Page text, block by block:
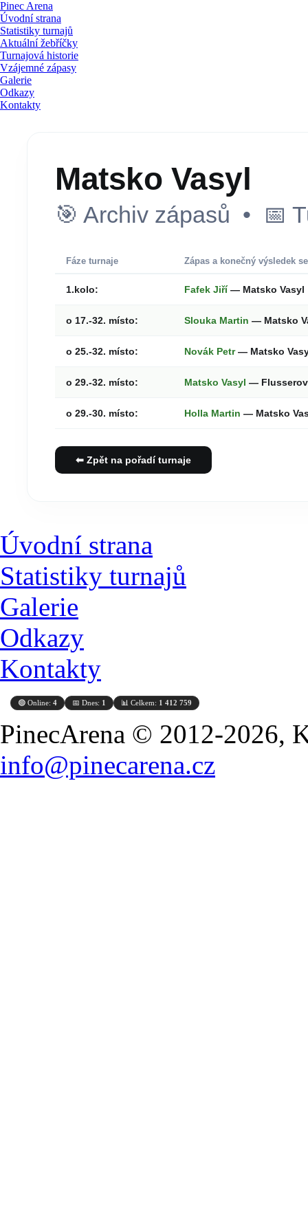
Pinec Arena
Úvodní strana
Statistiky turnajů
Aktuální žebříčky
Turnajová historie
Vzájemné zápasy
Galerie
Odkazy
Kontakty
Matsko Vasyl
🎯 Archiv zápasů • 📅
Fáze turnaje Zápas a konečný výsledek
1.kolo: Fafek Jiří— Matsko Vasyl
o 17.-32. místo: Slouka Martin — Matsko
o 25.-32. místo: Novák Petr— Matsko
o 29.-32. místo: Matsko Vasyl —
o 29.-30. místo: Holla Martin — Matsko
⬅ Zpět na pořadí turnaje
Úvodní strana
Statistiky turnajů
Galerie
Odkazy
Kontakty
🟢 Online: 4 📅 Dnes: 1 📊 Celkem: 1 412 759
PinecArena © 2012-2026,
info@pinecarena.cz